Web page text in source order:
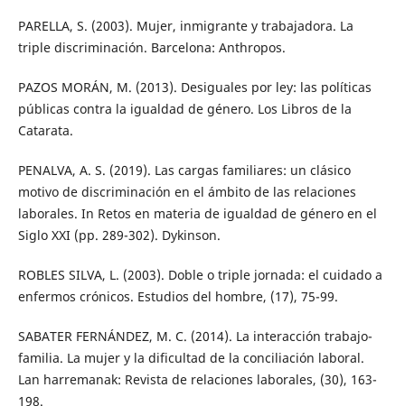
PARELLA, S. (2003). Mujer, inmigrante y trabajadora. La
triple discriminación. Barcelona: Anthropos.
PAZOS MORÁN, M. (2013). Desiguales por ley: las políticas
públicas contra la igualdad de género. Los Libros de la
Catarata.
PENALVA, A. S. (2019). Las cargas familiares: un clásico
motivo de discriminación en el ámbito de las relaciones
laborales. In Retos en materia de igualdad de género en el
Siglo XXI (pp. 289-302). Dykinson.
ROBLES SILVA, L. (2003). Doble o triple jornada: el cuidado a
enfermos crónicos. Estudios del hombre, (17), 75-99.
SABATER FERNÁNDEZ, M. C. (2014). La interacción trabajo-
familia. La mujer y la dificultad de la conciliación laboral.
Lan harremanak: Revista de relaciones laborales, (30), 163-
198.